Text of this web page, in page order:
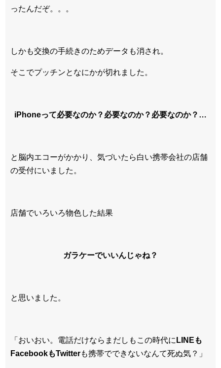
ったんだぞ。。。
しかも交換の手続きのためデータも消され。
そこでプッチンとなにかが切れました。
iPhoneって必要なのか？必要なのか？必要なのか？…
と脳内エコーがかかり、気づいたら白い携帯会社の店舗
の受付にいました。
店舗でいろいろ物色した結果
ガラケーでいいんじゃね？
と思いました。
「おいおい。電話だけならまだしもこの時代に LINEも
FacebookもTwitterも携帯でできないなんて死ぬ気？」